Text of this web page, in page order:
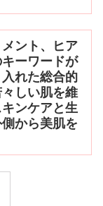
ント、ヒア
ーワードが
れた総合的
しい肌を維
ンケアと生
から美肌を